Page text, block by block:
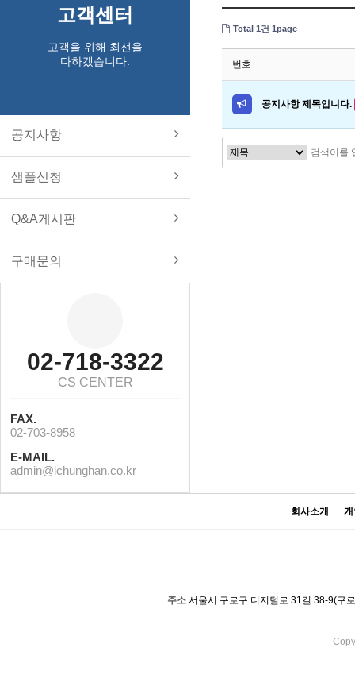
고객센터
고객을 위해 최선을
다하겠습니다.
공지사항
샘플신청
Q&A게시판
구매문의
02-718-3322
CS CENTER
FAX.
02-703-8958
E-MAIL.
admin@ichunghan.co.kr
Total 1건 1page
번호
공지사항 제목입니다.
회사소개
주소 서울시 구로구 디지털로 31길 38-9(구